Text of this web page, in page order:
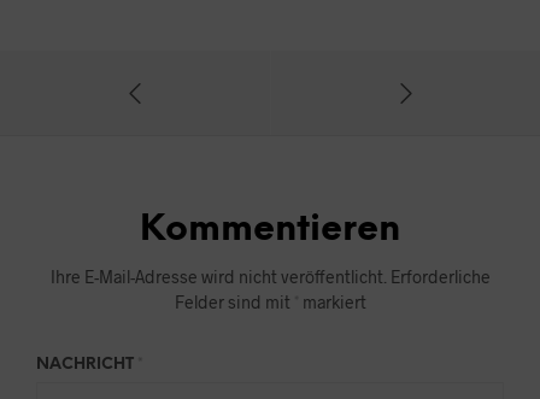
Kommentieren
Ihre E-Mail-Adresse wird nicht veröffentlicht. Erforderliche
Felder sind mit
markiert
NACHRICHT